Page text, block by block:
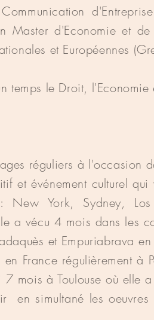
Master d'Economie et
et Européennes (
temps le Droit, l'Economie
réguliers à l'occasion
et événement culturel
York, Sydney,
a vécu 4 mois dans les
et Empuriabrava
France régulièrement à
mois à Toulouse où elle
en simultané les